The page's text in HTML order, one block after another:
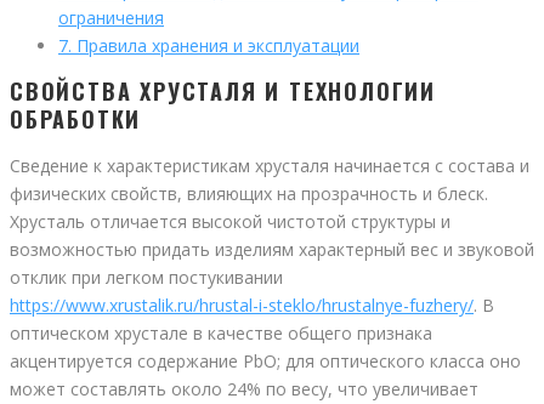
ограничения
7. Правила хранения и эксплуатации
СВОЙСТВА ХРУСТАЛЯ И ТЕХНОЛОГИИ
ОБРАБОТКИ
Сведение к характеристикам хрусталя начинается с состава и
физических свойств, влияющих на прозрачность и блеск.
Хрусталь отличается высокой чистотой структуры и
возможностью придать изделиям характерный вес и звуковой
отклик при легком постукивании
https://www.xrustalik.ru/hrustal-i-steklo/hrustalnye-fuzhery/. В
оптическом хрустале в качестве общего признака
акцентируется содержание PbO; для оптического класса оно
может составлять около 24% по весу, что увеличивает